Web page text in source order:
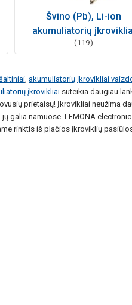
Švino (Pb), Li-ion
akumuliatorių
(119)
akumuliatorių įkrovikliai
įkrovikliai suteikia daugiau
prietaisų! Įkrovikliai neužima
galia namuose. LEMONA
rinktis iš plačios įkroviklių